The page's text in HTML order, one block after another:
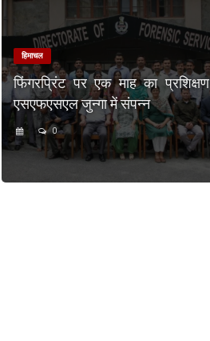
हिमाचल
फिंगरप्रिंट पर एक माह का प्रशिक्षण
एसएफएसएल जुन्गा में संपन्न
0